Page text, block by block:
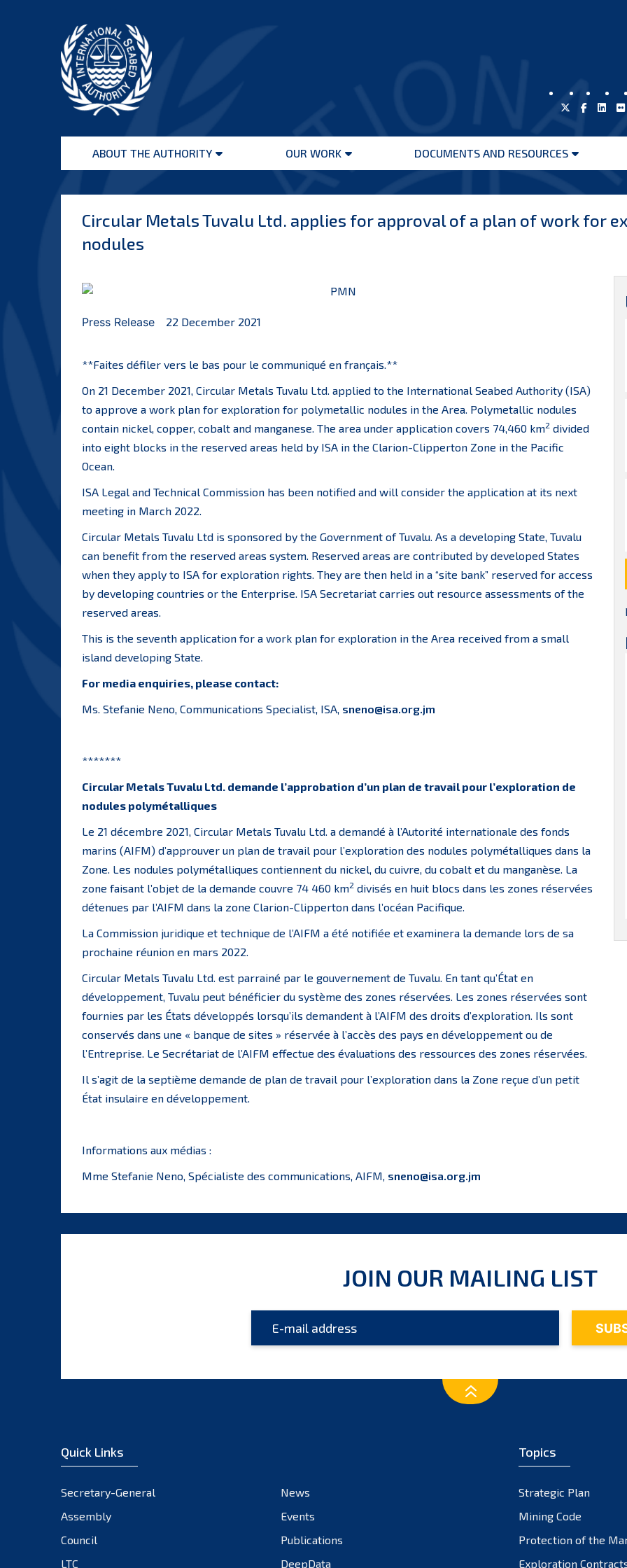
Seabed
AuthorityABOUT THE AUTHORITY
Open
OUR WORK
Open
DOCUMENTS AND RESOURCES
Open
​​​​​​​Circular Metals Tuvalu Ltd. applies for approval of a plan of work for
nodules
Press Release 22 December 2021
**Faites défiler vers le bas pour le communiqué en français.**
On 21 December 2021, Circular Metals Tuvalu Ltd. applied to the International Seabed Authority (ISA)
to approve a work plan for exploration for polymetallic nodules in the Area. Polymetallic nodules
contain nickel, copper, cobalt and manganese. The area under application covers 74,460 km2 divided
into eight blocks in the reserved areas held by ISA in the Clarion-Clipperton Zone in the Pacific
Ocean.
ISA Legal and Technical Commission has been notified and will consider the application at its next
meeting in March 2022.
Circular Metals Tuvalu Ltd is sponsored by the Government of Tuvalu. As a developing State, Tuvalu
can benefit from the reserved areas system. Reserved areas are contributed by developed States
when they apply to ISA for exploration rights. They are then held in a “site bank” reserved for access
by developing countries or the Enterprise. ISA Secretariat carries out resource assessments of the
reserved areas.
This is the seventh application for a work plan for exploration in the Area received from a small
island developing State.
For media enquiries, please contact:
Ms. Stefanie Neno, Communications Specialist, ISA, sneno@isa.org.jm
*******
Circular Metals Tuvalu Ltd. demande l’approbation d’un plan de travail pour l’exploration de
nodules polymétalliques
Le 21 décembre 2021, Circular Metals Tuvalu Ltd. a demandé à l’Autorité internationale des fonds
marins (AIFM) d’approuver un plan de travail pour l’exploration des nodules polymétalliques dans la
Zone. Les nodules polymétalliques contiennent du nickel, du cuivre, du cobalt et du manganèse. La
zone faisant l’objet de la demande couvre 74 460 km2 divisés en huit blocs dans les zones réservées
détenues par l’AIFM dans la zone Clarion-Clipperton dans l’océan Pacifique.
La Commission juridique et technique de l’AIFM a été notifiée et examinera la demande lors de sa
prochaine réunion en mars 2022.
Circular Metals Tuvalu Ltd. est parrainé par le gouvernement de Tuvalu. En tant qu’État en
développement, Tuvalu peut bénéficier du système des zones réservées. Les zones réservées sont
fournies par les États développés lorsqu’ils demandent à l’AIFM des droits d’exploration. Ils sont
conservés dans une « banque de sites » réservée à l’accès des pays en développement ou de
l’Entreprise. Le Secrétariat de l’AIFM effectue des évaluations des ressources des zones réservées.
Il s’agit de la septième demande de plan de travail pour l’exploration dans la Zone reçue d’un petit
État insulaire en développement.
Informations aux médias :
Mme Stefanie Neno, Spécialiste des communications, AIFM, sneno@isa.org.jm
JOIN OUR MAILING LIST
Quick Links
Secretary-General
News
Assembly
Events
Council
Publications
LTC
DeepData
Topics
Strategic Plan
Mining Code
Protection of the
Exploration